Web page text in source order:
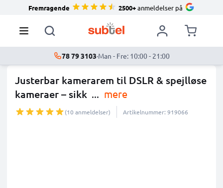
Fremragende 2500+anmeldelser på
78 79 3103·Man - Fre: 10:00 - 21:00
Justerbar kamerarem til DSLR & spejlløse
kameraer – sikk ... mere
(10 anmeldelser) Artikelnummer: 919066